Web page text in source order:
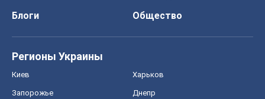
Блоги
Общество
Регионы Украины
Киев Харьков
Запорожье Днепр